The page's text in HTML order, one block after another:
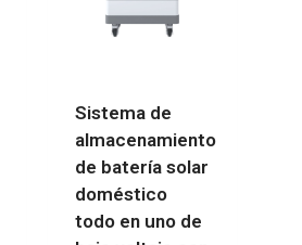
Sistema de
almacenamiento
de batería solar
doméstico
todo en uno de